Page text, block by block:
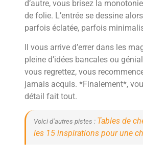
d’autre, vous brisez la
de folie. L’entrée se dessine
parfois éclatée, parfois
Il vous arrive d’errer dans les
pleine d’idées bancales ou
vous regrettez, vous
jamais acquis. *Finalement*,
détail fait tout.
Voici d’autres pistes : Tables de
les 15 inspirations pour une